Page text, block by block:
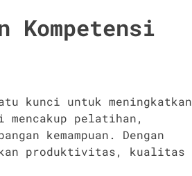
Kompetensi
kunci untuk meningkatkan
pelatihan,
kemampuan. Dengan
produktivitas, kualitas